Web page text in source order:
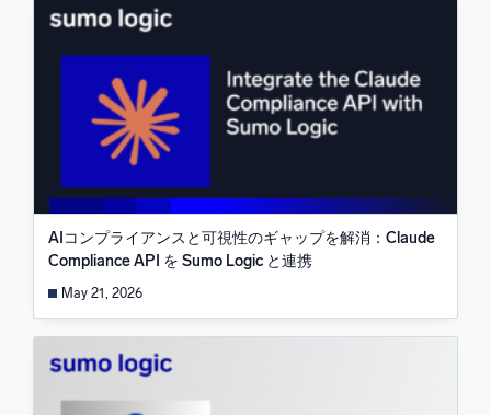
AIコンプライアンスと可視性のギャップを解消：Claude
Compliance API を Sumo Logic と連携
May 21, 2026